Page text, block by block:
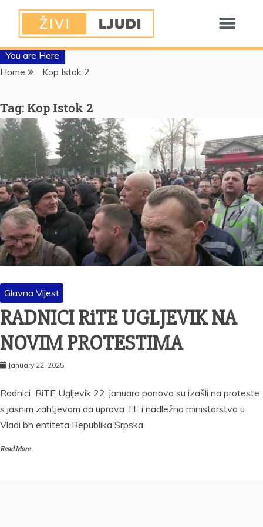
You are Here
Home
Kop Istok 2
Tag: Kop Istok 2
Glavna Vijest
RADNICI RiTE UGLJEVIK NA
NOVIM PROTESTIMA
January 22, 2025
Radnici RiTE Ugljevik 22. januara ponovo su izašli na proteste
s jasnim zahtjevom da uprava TE i nadležno ministarstvo u
Vladi bh entiteta Republika Srpska
Read More